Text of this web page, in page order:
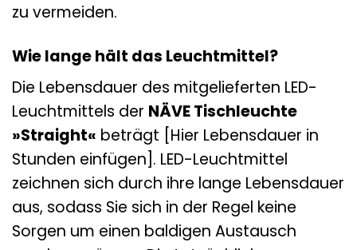
zu vermeiden.
Wie lange hält das Leuchtmittel?
Die Lebensdauer des mitgelieferten LED-
Leuchtmittels der NÄVE Tischleuchte
»Straight« beträgt [Hier Lebensdauer in
Stunden einfügen]. LED-Leuchtmittel
zeichnen sich durch ihre lange Lebensdauer
aus, sodass Sie sich in der Regel keine
Sorgen um einen baldigen Austausch